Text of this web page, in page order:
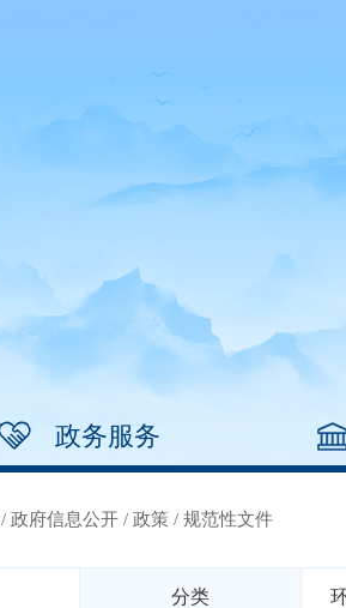
政务服务
/ 政府信息公开 / 政策 / 规范性文件
分类